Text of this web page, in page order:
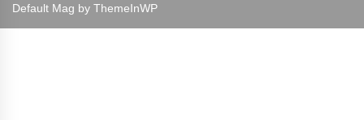
Default Mag by ThemeInWP